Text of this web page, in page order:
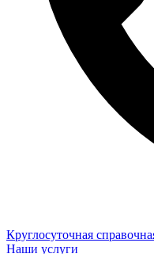
Круглосуточная
Наши услуги